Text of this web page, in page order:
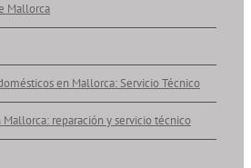
Mallorca
en Mallorca: Servicio Técnico
reparación y servicio técnico